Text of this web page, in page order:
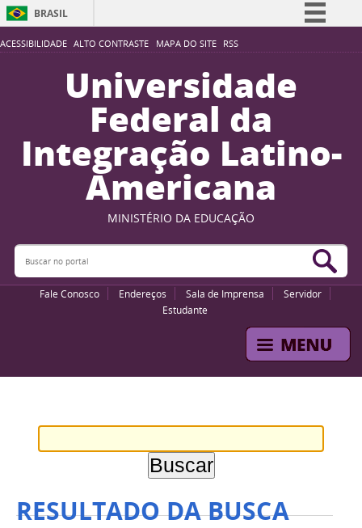
ACESSIBILIDADE ALTO CONTRASTE MAPA DO SITE RSS
BRASIL
Simplifique!
Participe
Acesso à informação
Legislação
Canais
Universidade
Federal da
Integração Latino-
Americana
MINISTÉRIO DA EDUCAÇÃO
Buscar no portal
Fale Conosco Endereços Sala de Imprensa
Servidor
Estudante
RESULTADO DA BUSCA